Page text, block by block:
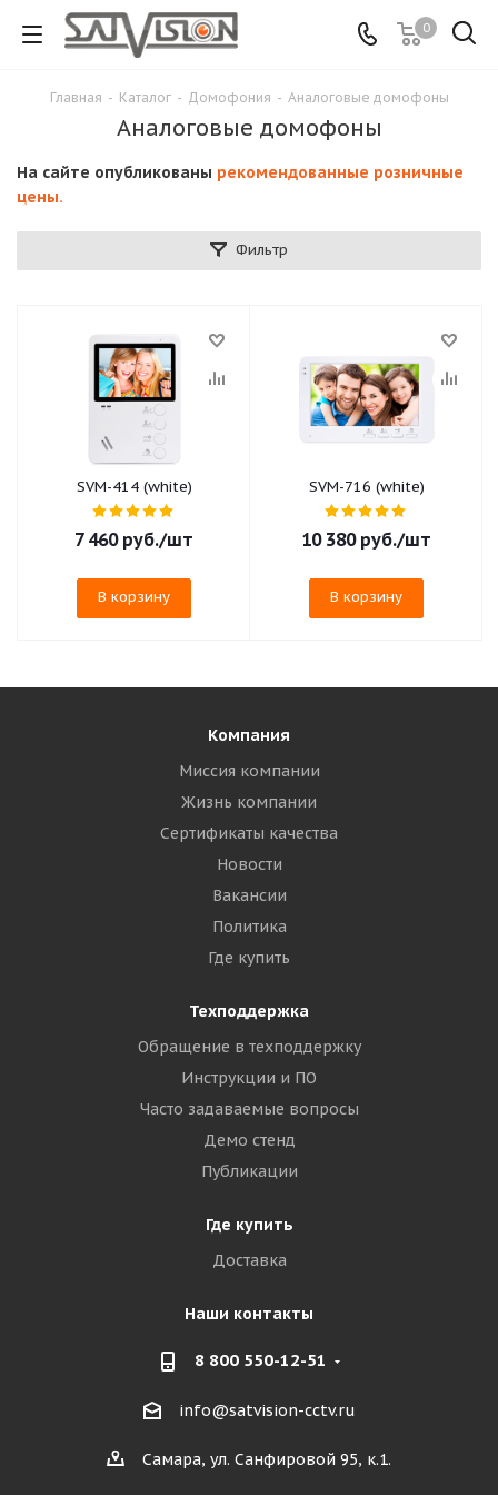
0
Главная - Каталог - Домофония - Аналоговые домофоны
Аналоговые домофоны
На сайте опубликованы рекомендованные розничные
цены.
Фильтр
SVM-414 (white)
7 460руб./шт
В корзину
SVM-716 (white)
10 380руб./шт
В корзину
Компания
Миссия компании
Жизнь компании
Сертификаты качества
Новости
Вакансии
Политика
Где купить
Техподдержка
Обращение в техподдержку
Инструкции и ПО
Часто задаваемые вопросы
Демо стенд
Публикации
Где купить
Доставка
Наши контакты
8 800 550-12-51
info@satvision-cctv.ru
Самара, ул. Санфировой 95, к.1.